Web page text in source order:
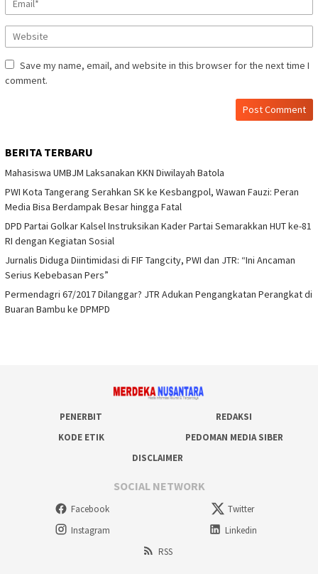
Save my name, email, and website in this browser for the next time I
comment.
BERITA TERBARU
Mahasiswa UMBJM Laksanakan KKN Diwilayah Batola
PWI Kota Tangerang Serahkan SK ke Kesbangpol, Wawan Fauzi: Peran
Media Bisa Berdampak Besar hingga Fatal
DPD Partai Golkar Kalsel Instruksikan Kader Partai Semarakkan HUT ke-81
RI dengan Kegiatan Sosial
Jurnalis Diduga Diintimidasi di FIF Tangcity, PWI dan JTR: “Ini Ancaman
Serius Kebebasan Pers”
Permendagri 67/2017 Dilanggar? JTR Adukan Pengangkatan Perangkat di
Buaran Bambu ke DPMPD
PENERBIT
REDAKSI
KODE ETIK
PEDOMAN MEDIA SIBER
DISCLAIMER
SOCIAL NETWORK
Facebook
Twitter
Instagram
Linkedin
RSS